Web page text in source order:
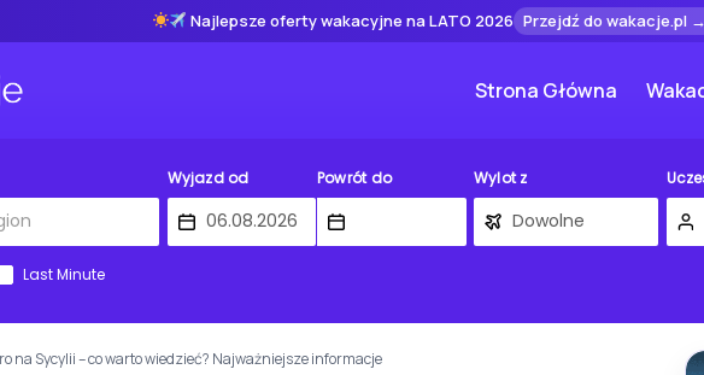
Najlepsze oferty wakacyjne na LATO 2026 Przejdź do wakacje.pl
Strona Główna
Wyjazd od Powrót do Wylot z
Last Minute
na Sycylii – co warto wiedzieć? Najważniejsze informacje